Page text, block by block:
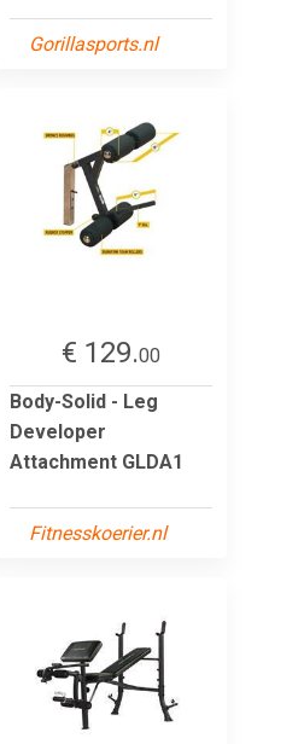
Gorillasports.nl
€ 129.00
Body-Solid - Leg
Developer
Attachment GLDA1
Fitnesskoerier.nl